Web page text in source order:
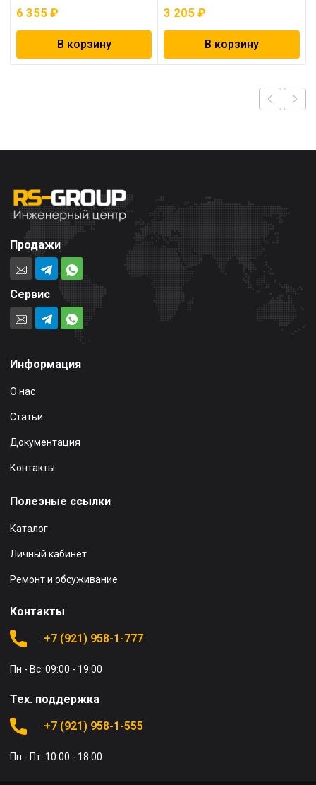
6 355 ₽
В корзину
3 205₽
В корзину
Продажи
Сервис
Информация
О нас
Статьи
Документация
Контакты
Полезные ссылки
Каталог
Личный кабинет
Ремонт и обсуживание
Контакты
+7 (921) 958-1-777
Пн - Вс: 09:00 - 19:00
Тех. поддержка
+7 (921) 958-1-555
Пн - Пт: 10:00 - 18:00